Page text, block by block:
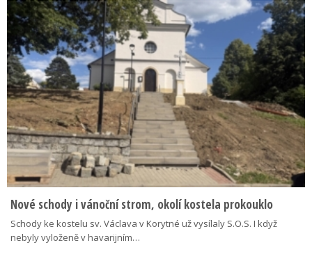
Nové schody i vánoční strom, okolí kostela prokouklo
Schody ke kostelu sv. Václava v Korytné už vysílaly S.O.S. I když
nebyly vyloženě v havarijním…